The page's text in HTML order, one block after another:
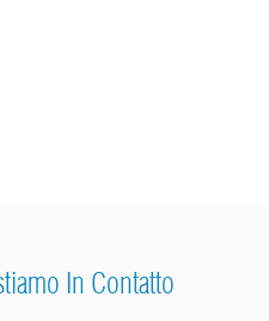
In Contatto